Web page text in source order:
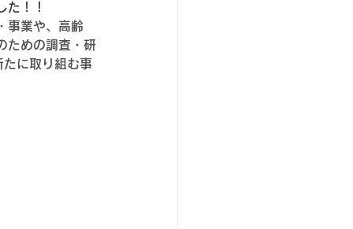
た！！
事業や、高齢
ための調査・研
に取り組む事